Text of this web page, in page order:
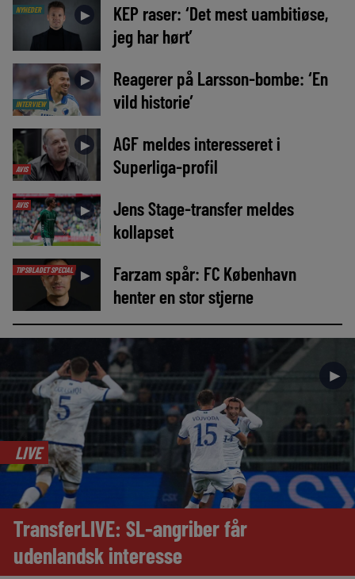
NYHEDER ►
KEP raser: ‘Det mest uambitiøse,
jeg har hørt’
INTERVIEW
►
Reagerer på Larsson-bombe: ‘En
vild historie’
AVIS
►
AGF meldes interesseret i
Superliga-profil
AVIS ►
Jens Stage-transfer meldes
kollapset
TIPSBLADET SPECIAL ►
Farzam spår: FC København
henter en stor stjerne
►
LIVE
TransferLIVE: SL-angriber får
udenlandsk interesse